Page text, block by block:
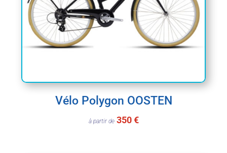
Vélo Polygon OOSTEN
à partir de 350 €